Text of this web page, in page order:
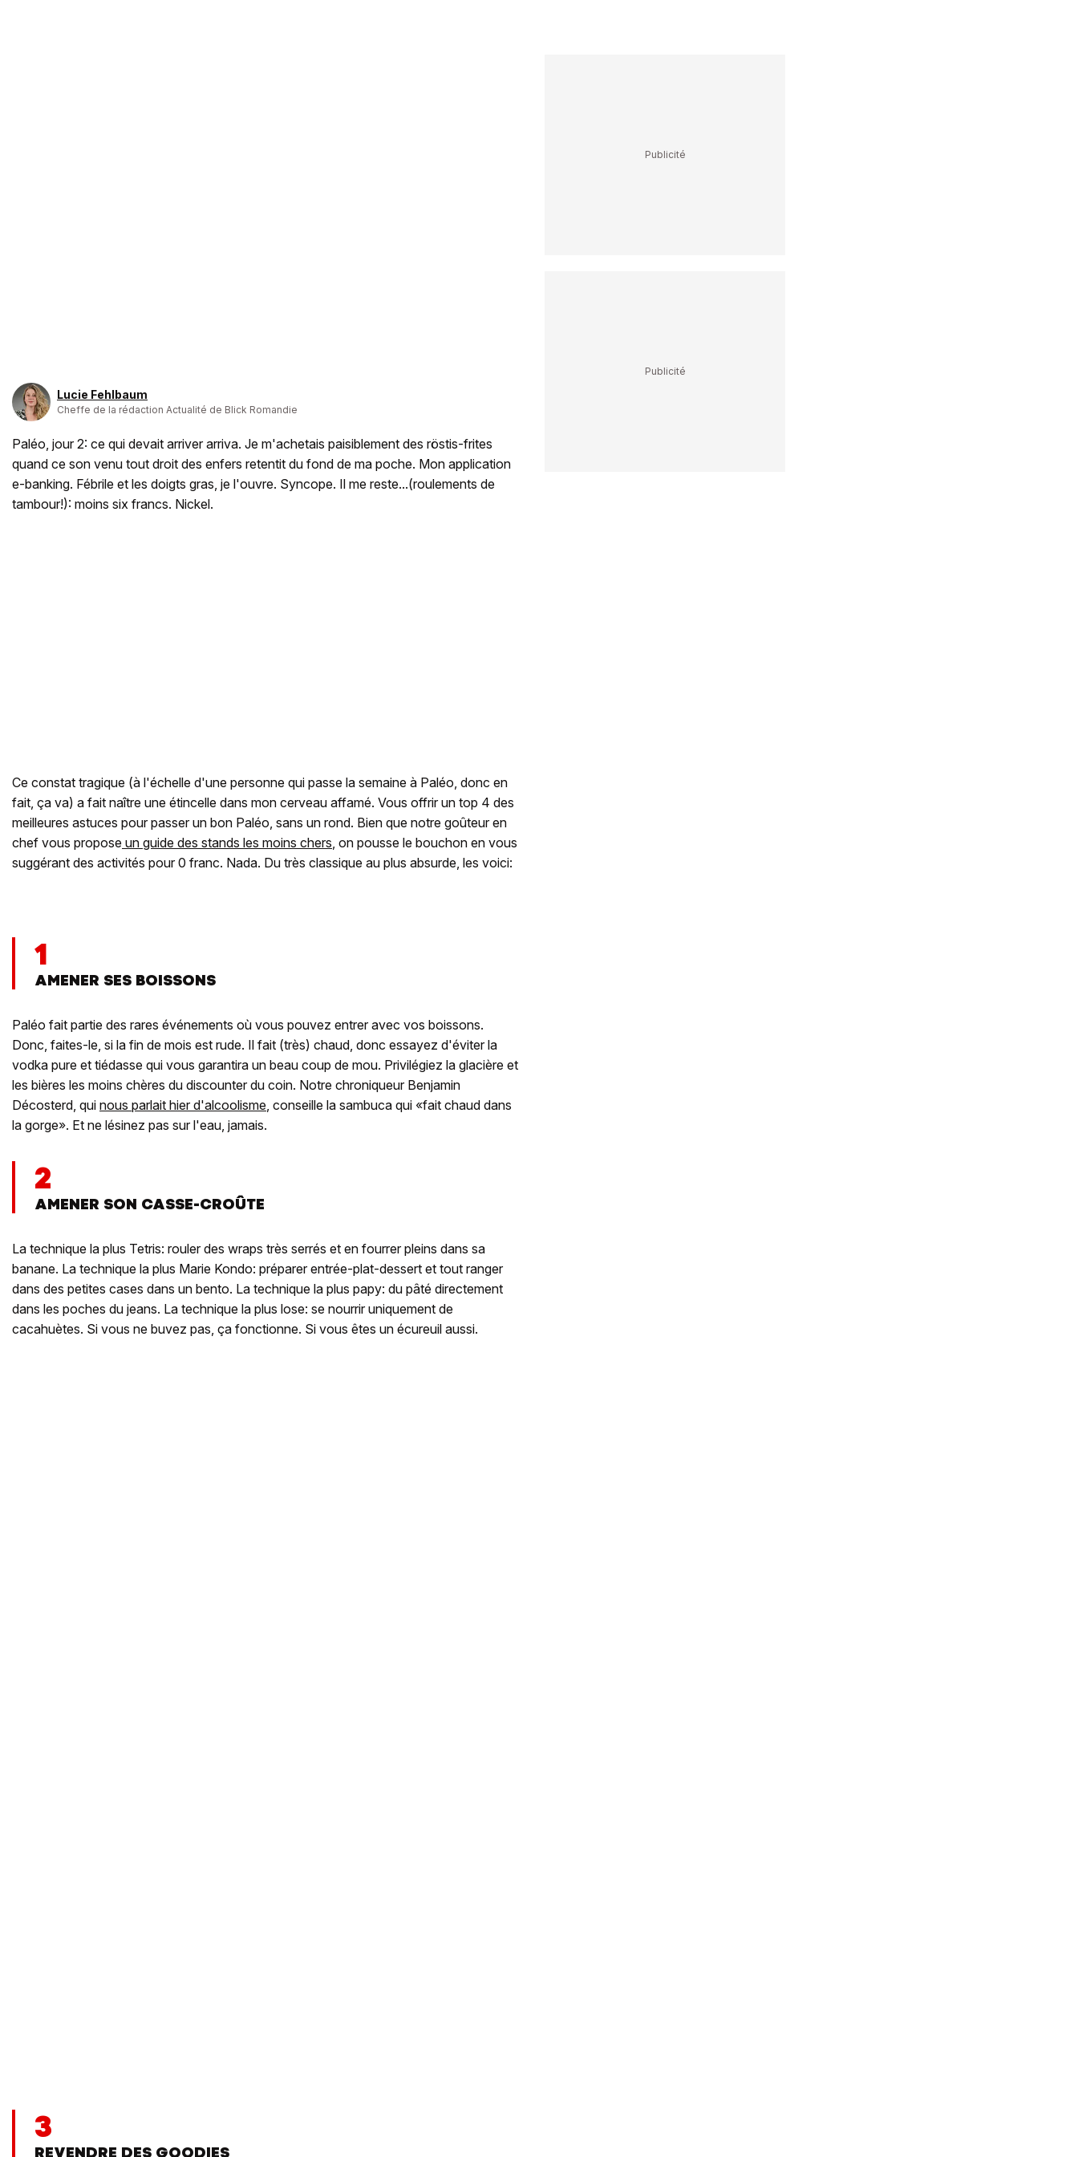
Lucie Fehlbaum
Cheffe de la rédaction Actualité de Blick Romandie
Paléo, jour 2: ce qui devait arriver arriva. Je m'achetais paisiblement des röstis-frites
quand ce son venu tout droit des enfers retentit du fond de ma poche. Mon application
e-banking. Fébrile et les doigts gras, je l'ouvre. Syncope. Il me reste...(roulements de
tambour!): moins six francs. Nickel.
Ce constat tragique (à l'échelle d'une personne qui passe la semaine à Paléo, donc en
fait, ça va) a fait naître une étincelle dans mon cerveau affamé. Vous offrir un top 4 des
meilleures astuces pour passer un bon Paléo, sans un rond. Bien que notre goûteur en
chef vous propose un guide des stands les moins chers, on pousse le bouchon en vous
suggérant des activités pour 0 franc. Nada. Du très classique au plus absurde, les voici:
1
AMENER SES BOISSONS
Paléo fait partie des rares événements où vous pouvez entrer avec vos boissons.
Donc, faites-le, si la fin de mois est rude. Il fait (très) chaud, donc essayez d'éviter la
vodka pure et tiédasse qui vous garantira un beau coup de mou. Privilégiez la glacière et
les bières les moins chères du discounter du coin. Notre chroniqueur Benjamin
Décosterd, qui nous parlait hier d'alcoolisme, conseille la sambuca qui «fait chaud dans
la gorge». Et ne lésinez pas sur l'eau, jamais.
2
AMENER SON CASSE-CROÛTE
La technique la plus Tetris: rouler des wraps très serrés et en fourrer pleins dans sa
banane. La technique la plus Marie Kondo: préparer entrée-plat-dessert et tout ranger
dans des petites cases dans un bento. La technique la plus papy: du pâté directement
dans les poches du jeans. La technique la plus lose: se nourrir uniquement de
cacahuètes. Si vous ne buvez pas, ça fonctionne. Si vous êtes un écureuil aussi.
3
REVENDRE DES GOODIES